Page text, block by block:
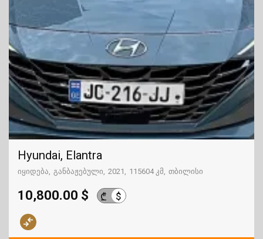
Hyundai, Elantra
იყიდება განბაჟებული 2021 115604 კმ თბილისი
10,800.00 $ ₾ $